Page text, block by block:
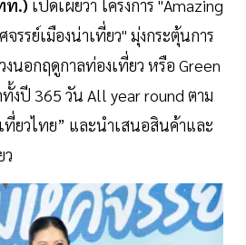
ท.) เปิดเผยว่า โครงการ "Amazing
รรย์เมืองน่าเที่ยว" มุ่งกระตุ้นการ
งนอกฤดูกาลท่องเที่ยว หรือ Green
งปี 365 วัน All year round ตาม
ยวไทย” และนำเสนอสินค้าและ
ว